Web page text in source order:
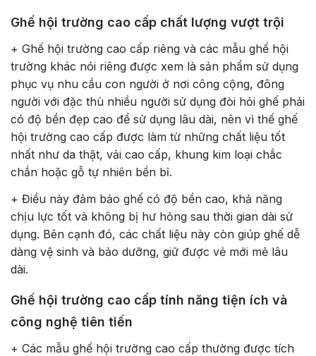
Ghế hội trường cao cấp chất lượng vượt trội
+ Ghế hội trường cao cấp riêng và các mẫu ghế hội
trường khác nói riêng được xem là sản phẩm sử dụng
phục vụ nhu cầu con người ở nơi công cộng, đông
người với đặc thù nhiều người sử dụng đòi hỏi ghế phải
có độ bền đẹp cao để sử dụng lâu dài, nên vì thế ghế
hội trường cao cấp được làm từ những chất liệu tốt
nhất như da thật, vải cao cấp, khung kim loại chắc
chắn hoặc gỗ tự nhiên bền bỉ.
+ Điều này đảm bảo ghế có độ bền cao, khả năng
chịu lực tốt và không bị hư hỏng sau thời gian dài sử
dụng. Bên cạnh đó, các chất liệu này còn giúp ghế dễ
dàng vệ sinh và bảo dưỡng, giữ được vẻ mới mẻ lâu
dài.
Ghế hội trường cao cấp tính năng tiện ích và
công nghệ tiên tiến
+ Các mẫu ghế hội trường cao cấp thường được tích